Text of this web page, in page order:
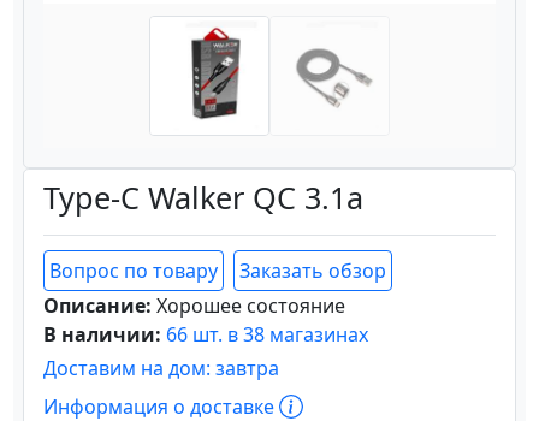
Type-C Walker QC 3.1а
Вопрос по товару
Заказать обзор
Описание: Хорошее состояние
В наличии: 66 шт. в 38 магазинах
Доставим на дом: завтра
Информация о доставке